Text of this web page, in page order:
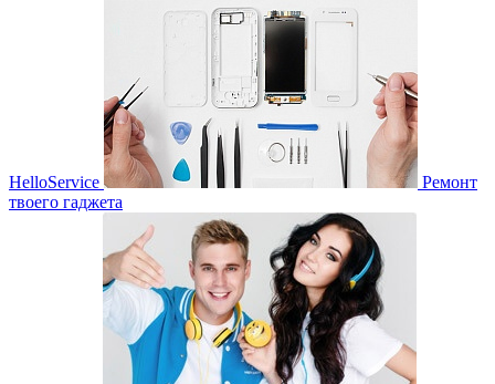
HelloService
Ремонт
твоего гаджета